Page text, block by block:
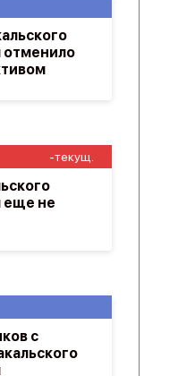
с
-текущ.
еще не
отменило